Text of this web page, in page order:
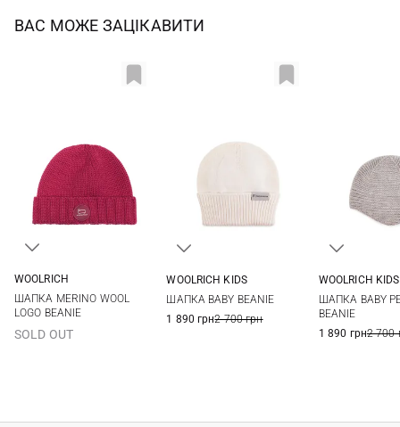
ВАС МОЖЕ ЗАЦІКАВИТИ
WOOLRICH
ШАПКА MERINO WOOL
LOGO BEANIE
SOLD OUT
WOOLRICH KIDS
ШАПКА BABY BEANIE
1 890 грн2 700 грн
WOOLRICH KIDS
ШАПКА BABY
BEANIE
1 890 грн2 700